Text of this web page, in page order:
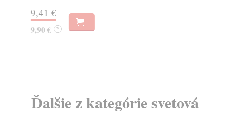
9,41 €
9,90 € ?
Ďalšie z kategórie svetová